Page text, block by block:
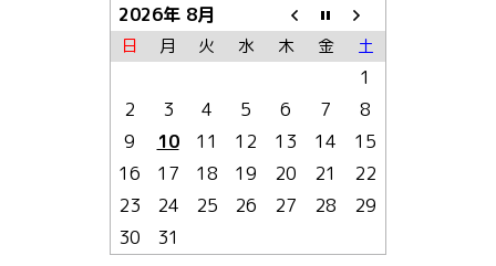
2026年 8月
日 月 火 水 木 金 土
1
2
3 4 5 6 7
8
9
10 11 12 13 14
15
16
17 18 19 20 21
22
23
24 25 26 27 28
29
30
31